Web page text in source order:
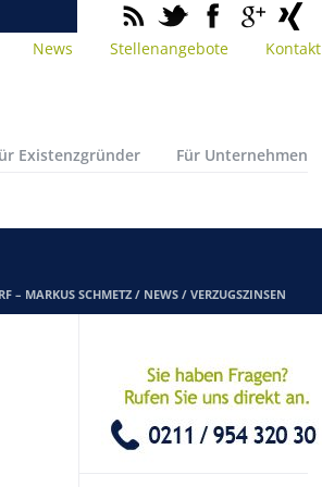
News Stellenangebote Kontakt
Existenzgründer Für Unternehmen
– MARKUS SCHMETZ / NEWS / VERZUGSZINSEN